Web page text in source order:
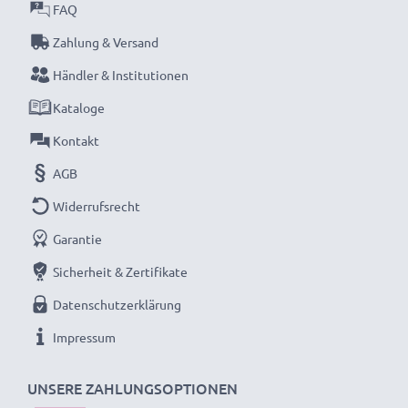
UNSERE ZAHLUNGSOPTIONEN
FAQ
Zahlung & Versand
Händler & Institutionen
Kataloge
Kontakt
AGB
Widerrufsrecht
Garantie
Sicherheit & Zertifikate
Datenschutzerklärung
Impressum